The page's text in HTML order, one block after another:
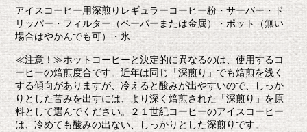
アイスコーヒー用深煎りレギュラーコーヒー粉・サーバー・ド
リッパー・フィルター（ペーパーまたは金属）・ポット（無い
場合はやかんでも可）・氷
≪注意！≫ホットコーヒーと決定的に異なるのは、使用するコ
ーヒーの焙煎度合です。近年は同じ「深煎り」でも焙煎を浅く
する傾向がありますが、冷えると酸みが出やすいので、しっか
りとした苦みを出すには、より深く焙煎された「深煎り」を原
料として選んでください。２１世紀コーヒーのアイスコーヒー
は、冷めても酸みの出ない、しっかりとした深煎りです。